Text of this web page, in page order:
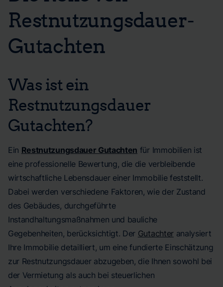
Restnutzungsdauer-
Gutachten
Was ist ein
Restnutzungsdauer
Gutachten?
Ein Restnutzungsdauer Gutachten für Immobilien ist
eine professionelle Bewertung, die die verbleibende
wirtschaftliche Lebensdauer einer Immobilie feststellt.
Dabei werden verschiedene Faktoren, wie der Zustand
des Gebäudes, durchgeführte
Instandhaltungsmaßnahmen und bauliche
Gegebenheiten, berücksichtigt. Der Gutachteranalysiert
Ihre Immobilie detailliert, um eine fundierte Einschätzung
zur Restnutzungsdauer abzugeben, die Ihnen sowohl bei
der Vermietung als auch bei steuerlichen